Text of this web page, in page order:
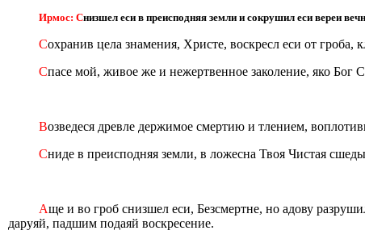
Ирмос: Снизшел еси в преисподняя земли и сокрушил еси вереи
Сохранив цела знамения, Христе, воскресл еси от
Спасе мой, живое же и нежертвенное заколение, яко Бог
Возведеся древле держимое смертию и тлением,
Сниде в преисподняя земли, в ложесна Твоя Чистая
Аще и во гроб снизшел еси, Безсмертне, но адову
даруяй, падшим подаяй воскресение.